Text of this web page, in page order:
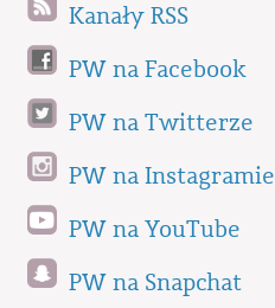
Kanały RSS
PW na Facebook
PW na Twitterze
PW na Instagramie
PW na YouTube
PW na Snapchat